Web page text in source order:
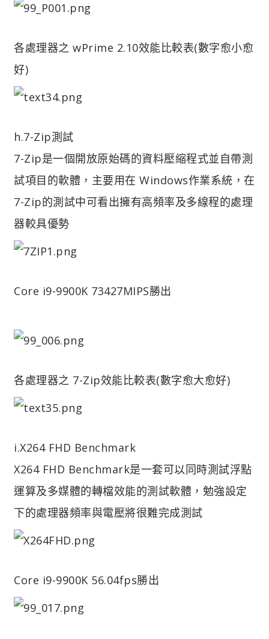
各處理器之 wPrime 2.10效能比較表(數字愈小愈
好)
h.7-Zip測試
7-Zip是一個開放原始碼的資料壓縮程式並自帶測
試項目的軟體，主要用在 Windows作業系統，在
7-Zip的測試中可看出擁有高頻率及多線程的處理
器較具優勢
Core i9-9900K 73427MIPS勝出
各處理器之 7-Zip效能比較表(數字愈大愈好)
i.X264 FHD Benchmark
X264 FHD Benchmark是一套可以同時測試浮點
運算及多媒體的轉檔效能的測試軟體，勉強設定
下的處理器頻率與電壓將很難完成測試
Core i9-9900K 56.04fps勝出